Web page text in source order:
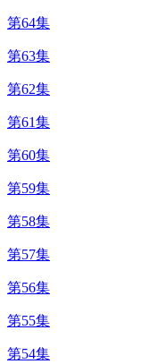
第64集
第63集
第62集
第61集
第60集
第59集
第58集
第57集
第56集
第55集
第54集